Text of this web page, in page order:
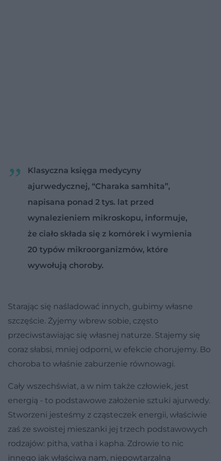
Klasyczna księga medycyny
ajurwedycznej, “Charaka samhita”,
napisana ponad 2 tys. lat przed
wynalezieniem mikroskopu, informuje,
że ciało składa się z komórek i wymienia
20 typów mikroorganizmów, które
wywołują choroby.
Starając się naśladować innych, gubimy własne
szczęście. Żyjemy wbrew sobie, często
przeciwstawiając się własnej naturze. Stajemy się
coraz słabsi, mniej odporni, w efekcie chorujemy. Bo
choroba to właśnie zaburzenie równowagi.
Cały wszechświat, a w nim także człowiek, jest
energią - to podstawowe założenie sztuki ajurwedy.
Stworzeni jesteśmy z cząsteczek energii, właściwie
zaś ze swoistej mieszanki jej trzech podstawowych
rodzajów: pitha, vatha i kapha. Zdrowie to nic
innego jak właściwa nam, niepowtarzalna